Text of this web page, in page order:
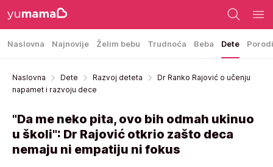
Naslovna Najnovije Želim bebu Trudnoća Beba Dete
Naslovna Dete Razvoj deteta
Dr Ranko Rajović o učenju
napamet i razvoju dece
"Da me neko pita, ovo bih odmah ukinuo
u školi": Dr Rajović otkrio zašto deca
nemaju ni empatiju ni fokus